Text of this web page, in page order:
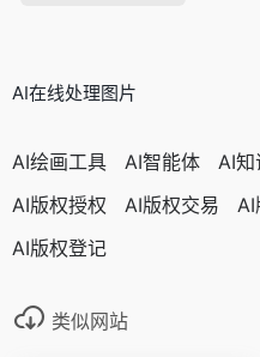
AI在线处理图片
AI绘画工具 AI智能体 AI
AI版权授权
AI版权交易
AI版权登记
类似网站